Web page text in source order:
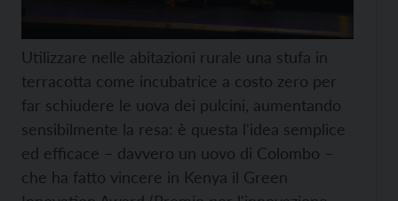
Utilizzare nelle abitazioni rurale una stufa in
terracotta come incubatrice a costo zero per
far schiudere le uova dei pulcini, aumentando
sensibilmente la resa: è questa l'idea semplice
ed efficace – davvero un uovo di Colombo –
che ha fatto vincere in Kenya il Green